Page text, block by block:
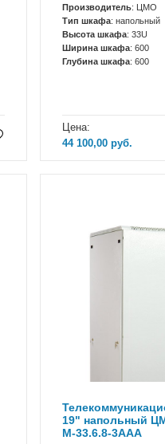
Производитель: ЦМО
Тип шкафа: напольный
Высота шкафа: 33U
Ширина шкафа: 600
Глубина шкафа: 600
Цена:
44 100,00руб.
19" напольный
М-33.6.8-3ААА